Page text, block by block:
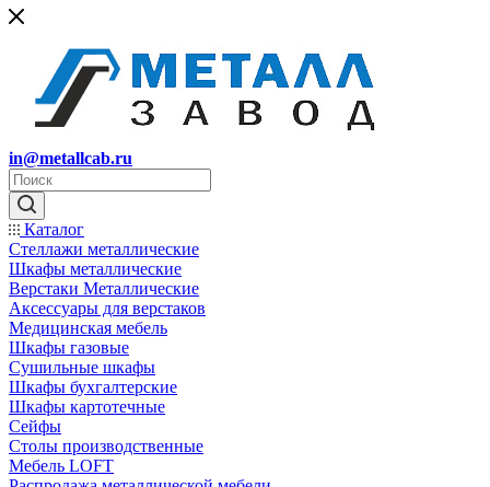
in@metallcab.ru
Каталог
Стеллажи металлические
Шкафы металлические
Верстаки Металлические
Аксессуары для верстаков
Медицинская мебель
Шкафы газовые
Сушильные шкафы
Шкафы бухгалтерские
Шкафы картотечные
Сейфы
Столы производственные
Мебель LOFT